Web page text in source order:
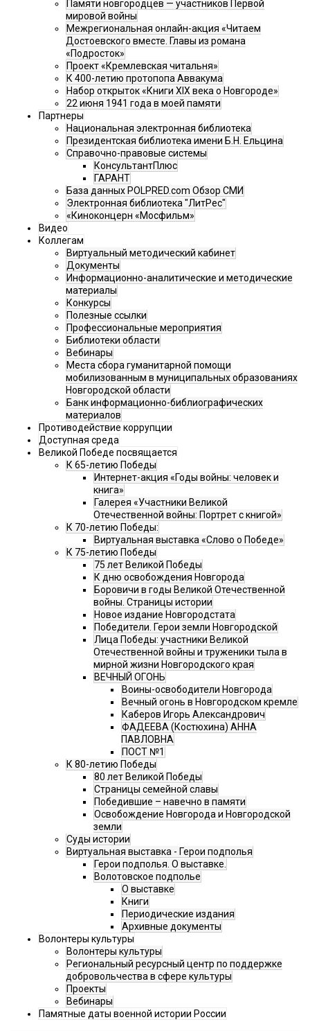
Памяти новгородцев — участников Первой
мировой войны
Межрегиональная онлайн-акция «Читаем
Достоевского вместе. Главы из романа
«Подросток»
Проект «Кремлевская читальня»
К 400-летию протопопа Аввакума
Набор открыток «Книги XIX века о Новгороде»
22 июня 1941 года в моей памяти
Партнеры
Национальная электронная библиотека
Президентская библиотека имени Б.Н. Ельцина
Справочно-правовые системы
КонсультантПлюс
ГАРАНТ
База данных POLPRED.com Обзор СМИ
Электронная библиотека "ЛитРес"
«Киноконцерн «Мосфильм»
Видео
Коллегам
Виртуальный методический кабинет
Документы
Информационно-аналитические и методические
материалы
Конкурсы
Полезные ссылки
Профессиональные мероприятия
Библиотеки области
Вебинары
Места сбора гуманитарной помощи
мобилизованным в муниципальных образованиях
Новгородской области
Банк информационно-библиографических
материалов
Противодействие коррупции
Доступная среда
Великой Победе посвящается
К 65-летию Победы
Интернет-акция «Годы войны: человек и
книга»
Галерея «Участники Великой
Отечественной войны: Портрет с книгой»
К 70-летию Победы:
Виртуальная выставка «Слово о Победе»
К 75-летию Победы
75 лет Великой Победы
К дню освобождения Новгорода
Боровичи в годы Великой Отечественной
войны. Страницы истории
Новое издание Новгородстата
Победители. Герои земли Новгородской
Лица Победы: участники Великой
Отечественной войны и труженики тыла в
мирной жизни Новгородского края
ВЕЧНЫЙ ОГОНЬ
Воины-освободители Новгорода
Вечный огонь в Новгородском кремле
Каберов Игорь Александрович
ФАДЕЕВА (Костюхина) АННА
ПАВЛОВНА
ПОСТ №1
К 80-летию Победы
80 лет Великой Победы
Страницы семейной славы
Победившие – навечно в памяти
Освобождение Новгорода и Новгородской
земли
Суды истории
Виртуальная выставка - Герои подполья
Герои подполья. О выставке.
Волотовское подполье
О выставке
Книги
Периодические издания
Архивные документы
Волонтеры культуры
Волонтеры культуры
Региональный ресурсный центр по поддержке
добровольчества в сфере культуры
Проекты
Вебинары
Памятные даты военной истории России